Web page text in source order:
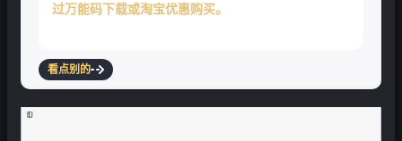
过万能码下载或淘宝优惠购买。
看点别的